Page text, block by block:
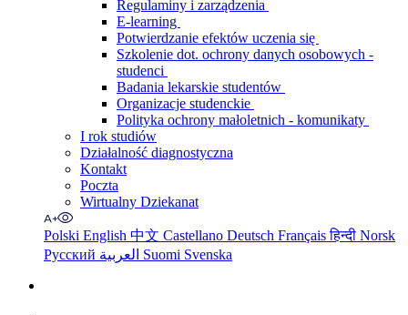
Regulaminy i zarządzenia
E-learning
Potwierdzanie efektów uczenia się
Szkolenie dot. ochrony danych osobowych -
studenci
Badania lekarskie studentów
Organizacje studenckie
Polityka ochrony małoletnich - komunikaty
I rok studiów
Działalność diagnostyczna
Kontakt
Poczta
Wirtualny Dziekanat
Polski English 中文 Castellano Deutsch Françaisहिन्दी Norsk
Русский
Suomi Svenska